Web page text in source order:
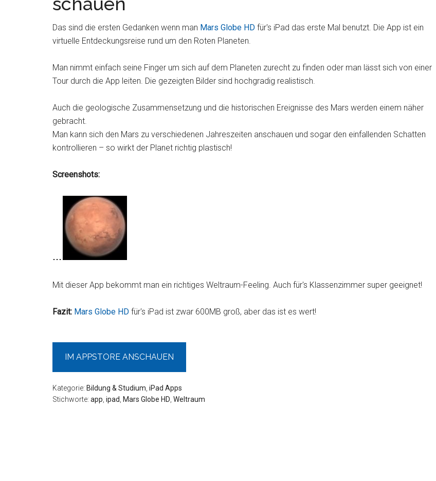
Das sind die ersten Gedanken wenn man Mars Globe HD für's iPad das erste Mal benutzt. Die App ist ein
virtuelle Entdeckungsreise rund um den Roten Planeten.
Man nimmt einfach seine Finger um sich auf dem Planeten zurecht zu finden oder man lässt sich von einer
Tour durch die App leiten. Die gezeigten Bilder sind hochgradig realistisch.
Auch die geologische Zusammensetzung und die historischen Ereignisse des Mars werden einem näher
gebracht.
Man kann sich den Mars zu verschiedenen Jahreszeiten anschauen und sogar den einfallenden Schatten
kontrollieren – so wirkt der Planet richtig plastisch!
Screenshots:
Mit dieser App bekommt man ein richtiges Weltraum-Feeling. Auch für's Klassenzimmer super geeignet!
Fazit: Mars Globe HD für's iPad ist zwar 600MB groß, aber das ist es wert!
IM APPSTORE ANSCHAUEN
Kategorie: Bildung & Studium iPad Apps
Stichworte: app ipad Mars Globe HD Weltraum